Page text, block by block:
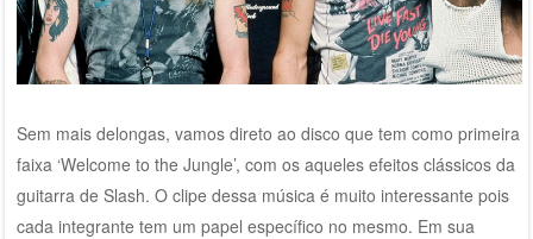
Sem mais delongas, vamos direto ao disco que tem como primeira
faixa ‘Welcome to the Jungle’, com os aqueles efeitos clássicos da
guitarra de Slash. O clipe dessa música é muito interessante pois
cada integrante tem um papel específico no mesmo. Em sua